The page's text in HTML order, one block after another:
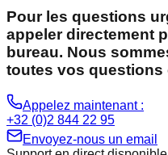
Pour les questions
appeler directement
bureau. Nous
toutes vos
Appelez maintenant :
+32 (0)2 844 22 95
Envoyez-nous un email